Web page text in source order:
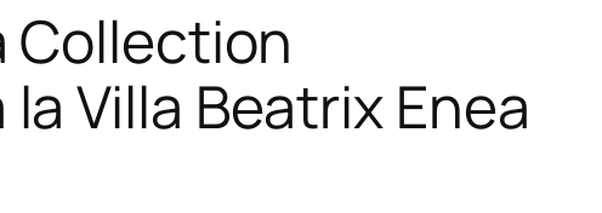
Collection
Villa Beatrix Enea